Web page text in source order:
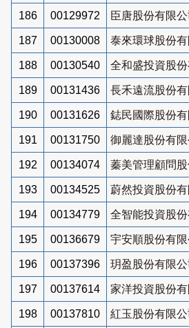
186 00129972 臣唐股份有限公
187 00130008 泰來環球股份有
188 00130540 全和盛投資股份
189 00131436 長禾遠流股份有
190 00131626 鋕民國際股份有
191 00131750 御麗達股份有限
192 00134074 蓁美管理顧問
193 00134525 蔚然投資股份有
194 00134779 全智能投資股份
195 00136679 宇安順股份有限
196 00137396 玥盈股份有限公
197 00137614 家洋投資股份有
198 00137810 紅玉股份有限公